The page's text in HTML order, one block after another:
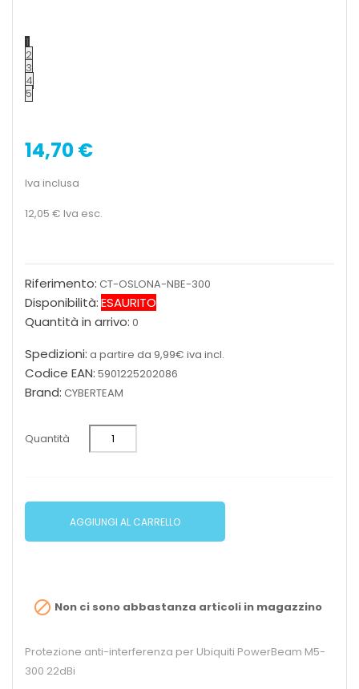
1
2
3
4
5
14,70 €
Iva inclusa
12,05 € Iva esc.
Riferimento: CT-OSLONA-NBE-300
Disponibilità:ESAURITO
Quantità in arrivo: 0
Spedizioni: a partire da 9,99€ iva incl.
Codice EAN: 5901225202086
Brand: CYBERTEAM
Quantità
AGGIUNGI AL CARRELLO
 Non ci sono abbastanza articoli in magazzino
Protezione anti-interferenza per Ubiquiti PowerBeam M5-
300 22dBi